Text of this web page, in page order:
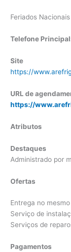
Feriados
Telefone
Site
https://
URL de
https://
Atributos
Destaques
Administrado por
Ofertas
Entrega no
Serviço de
Serviços de
Pagamentos